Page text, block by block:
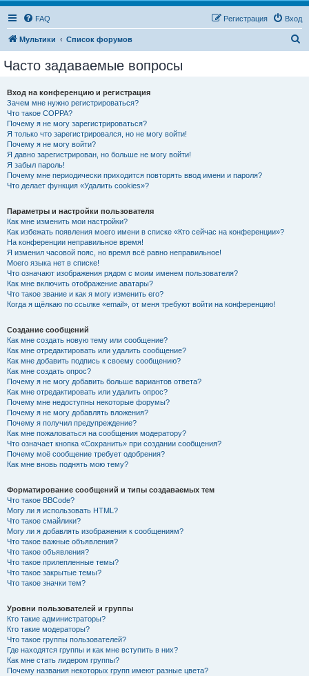
FAQ Вход
Регистрация
Мультики Список форумов
Часто задаваемые вопросы
Вход на конференцию и регистрация
Зачем мне нужно регистрироваться?
Что такое COPPA?
Почему я не могу зарегистрироваться?
Я только что зарегистрировался, но не могу войти!
Почему я не могу войти?
Я давно зарегистрирован, но больше не могу войти!
Я забыл пароль!
Почему мне периодически приходится повторять ввод имени и пароля?
Что делает функция «Удалить cookies»?
Параметры и настройки пользователя
Как мне изменить мои настройки?
Как избежать появления моего имени в списке «Кто сейчас на конференции»?
На конференции неправильное время!
Я изменил часовой пояс, но время всё равно неправильное!
Моего языка нет в списке!
Что означают изображения рядом с моим именем пользователя?
Как мне включить отображение аватары?
Что такое звание и как я могу изменить его?
Когда я щёлкаю по ссылке «email», от меня требуют войти на конференцию!
Создание сообщений
Как мне создать новую тему или сообщение?
Как мне отредактировать или удалить сообщение?
Как мне добавить подпись к своему сообщению?
Как мне создать опрос?
Почему я не могу добавить больше вариантов ответа?
Как мне отредактировать или удалить опрос?
Почему мне недоступны некоторые форумы?
Почему я не могу добавлять вложения?
Почему я получил предупреждение?
Как мне пожаловаться на сообщения модератору?
Что означает кнопка «Сохранить» при создании сообщения?
Почему моё сообщение требует одобрения?
Как мне вновь поднять мою тему?
Форматирование сообщений и типы создаваемых тем
Что такое BBCode?
Могу ли я использовать HTML?
Что такое смайлики?
Могу ли я добавлять изображения к сообщениям?
Что такое важные объявления?
Что такое объявления?
Что такое прилепленные темы?
Что такое закрытые темы?
Что такое значки тем?
Уровни пользователей и группы
Кто такие администраторы?
Кто такие модераторы?
Что такое группы пользователей?
Где находятся группы и как мне вступить в них?
Как мне стать лидером группы?
Почему названия некоторых групп имеют разные цвета?